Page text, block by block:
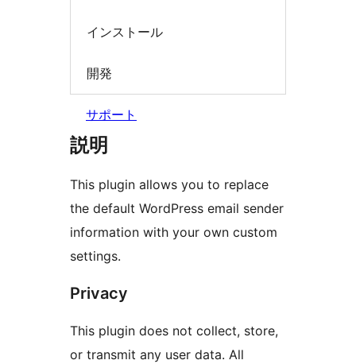
インストール
開発
サポート
説明
This plugin allows you to replace
the default WordPress email sender
information with your own custom
settings.
Privacy
This plugin does not collect, store,
or transmit any user data. All